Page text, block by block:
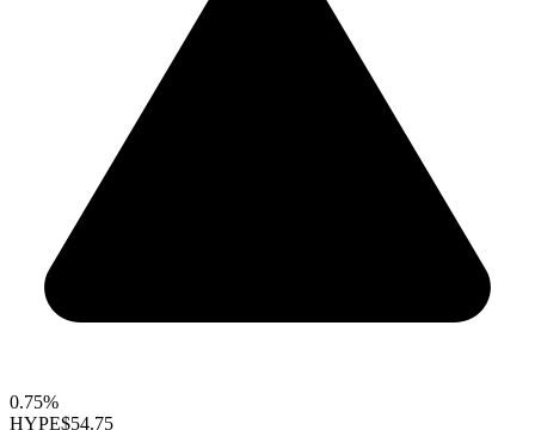
0.75%
HYPE$54.75